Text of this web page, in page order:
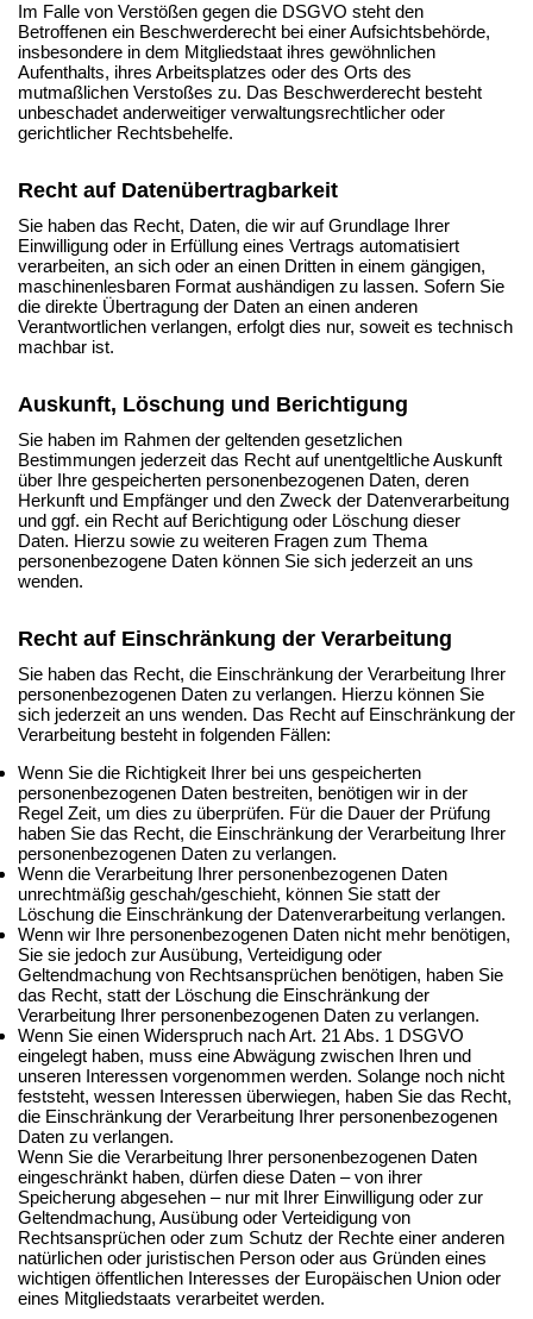
Im Falle von Verstößen gegen die DSGVO steht den
Betroffenen ein Beschwerderecht bei einer Aufsichtsbehörde,
insbesondere in dem Mitgliedstaat ihres gewöhnlichen
Aufenthalts, ihres Arbeitsplatzes oder des Orts des
mutmaßlichen Verstoßes zu. Das Beschwerderecht besteht
unbeschadet anderweitiger verwaltungsrechtlicher oder
gerichtlicher Rechtsbehelfe.
Recht auf Daten­übertrag­barkeit
Sie haben das Recht, Daten, die wir auf Grundlage Ihrer
Einwilligung oder in Erfüllung eines Vertrags automatisiert
verarbeiten, an sich oder an einen Dritten in einem gängigen,
maschinenlesbaren Format aushändigen zu lassen. Sofern Sie
die direkte Übertragung der Daten an einen anderen
Verantwortlichen verlangen, erfolgt dies nur, soweit es technisch
machbar ist.
Auskunft, Löschung und Berichtigung
Sie haben im Rahmen der geltenden gesetzlichen
Bestimmungen jederzeit das Recht auf unentgeltliche Auskunft
über Ihre gespeicherten personenbezogenen Daten, deren
Herkunft und Empfänger und den Zweck der Datenverarbeitung
und ggf. ein Recht auf Berichtigung oder Löschung dieser
Daten. Hierzu sowie zu weiteren Fragen zum Thema
personenbezogene Daten können Sie sich jederzeit an uns
wenden.
Recht auf Einschränkung der Verarbeitung
Sie haben das Recht, die Einschränkung der Verarbeitung Ihrer
personenbezogenen Daten zu verlangen. Hierzu können Sie
sich jederzeit an uns wenden. Das Recht auf Einschränkung der
Verarbeitung besteht in folgenden Fällen:
Wenn Sie die Richtigkeit Ihrer bei uns gespeicherten
personenbezogenen Daten bestreiten, benötigen wir in der
Regel Zeit, um dies zu überprüfen. Für die Dauer der Prüfung
haben Sie das Recht, die Einschränkung der Verarbeitung Ihrer
personenbezogenen Daten zu verlangen.
Wenn die Verarbeitung Ihrer personenbezogenen Daten
unrechtmäßig geschah/geschieht, können Sie statt der
Löschung die Einschränkung der Datenverarbeitung verlangen.
Wenn wir Ihre personenbezogenen Daten nicht mehr benötigen,
Sie sie jedoch zur Ausübung, Verteidigung oder
Geltendmachung von Rechtsansprüchen benötigen, haben Sie
das Recht, statt der Löschung die Einschränkung der
Verarbeitung Ihrer personenbezogenen Daten zu verlangen.
Wenn Sie einen Widerspruch nach Art. 21 Abs. 1 DSGVO
eingelegt haben, muss eine Abwägung zwischen Ihren und
unseren Interessen vorgenommen werden. Solange noch nicht
feststeht, wessen Interessen überwiegen, haben Sie das Recht,
die Einschränkung der Verarbeitung Ihrer personenbezogenen
Daten zu verlangen.
Wenn Sie die Verarbeitung Ihrer personenbezogenen Daten
eingeschränkt haben, dürfen diese Daten – von ihrer
Speicherung abgesehen – nur mit Ihrer Einwilligung oder zur
Geltendmachung, Ausübung oder Verteidigung von
Rechtsansprüchen oder zum Schutz der Rechte einer anderen
natürlichen oder juristischen Person oder aus Gründen eines
wichtigen öffentlichen Interesses der Europäischen Union oder
eines Mitgliedstaats verarbeitet werden.